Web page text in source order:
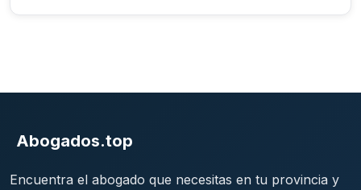
Abogados.top
Encuentra el abogado que necesitas en tu provincia y